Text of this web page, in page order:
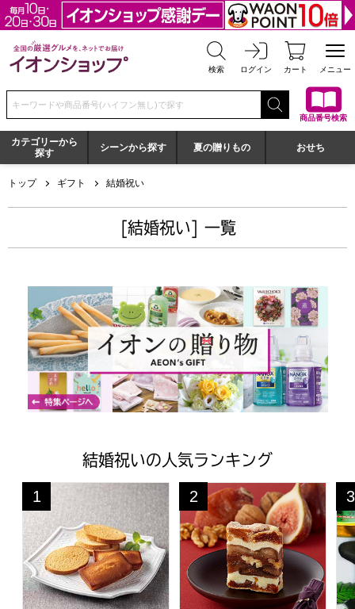
全国の厳選グルメを、ネットでお届け イオンショップ
検索 ログイン カート メニュー
検索キーワードまたは商品番号を入力してください
商品番号検索
カテゴリーから
探す
シーンから探す 夏の贈りもの おせち
トップ ギフト 結婚祝い
[結婚祝い] 一覧
結婚祝いの人気ランキング
はちみつフィナンシェ・メープルラスク【年間ギフト】
1
位
一善や 干柿と胡桃と無花果
2
位 3
位